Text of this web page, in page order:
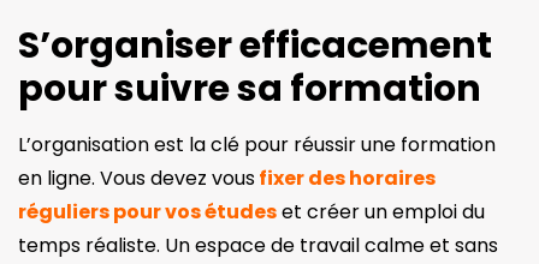
S’organiser efficacement
pour suivre sa formation
L’organisation est la clé pour réussir une formation
en ligne. Vous devez vousfixer des horaires
réguliers pour vos étudeset créer un emploi du
temps réaliste. Un espace de travail calme et sans